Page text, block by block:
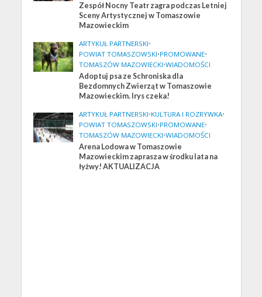
Zespół Nocny Teatr zagra podczas Letniej
Sceny Artystycznej w Tomaszowie
Mazowieckim
ARTYKUŁ PARTNERSKI•
POWIAT TOMASZOWSKI•PROMOWANE•
TOMASZÓW MAZOWIECKI•WIADOMOŚCI
Adoptuj psa ze Schroniska dla
Bezdomnych Zwierząt w Tomaszowie
Mazowieckim. Irys czeka!
ARTYKUŁ PARTNERSKI•KULTURA I ROZRYWKA•
POWIAT TOMASZOWSKI•PROMOWANE•
TOMASZÓW MAZOWIECKI•WIADOMOŚCI
Arena Lodowa w Tomaszowie
Mazowieckim zaprasza w środku lata na
łyżwy! AKTUALIZACJA